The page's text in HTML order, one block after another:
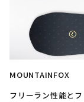
MOUNTAINFOX
フリーラン性能と